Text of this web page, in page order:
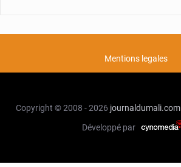
Mentions legales
Copyright © 2008 - 2026 journaldumali.com
Développé par